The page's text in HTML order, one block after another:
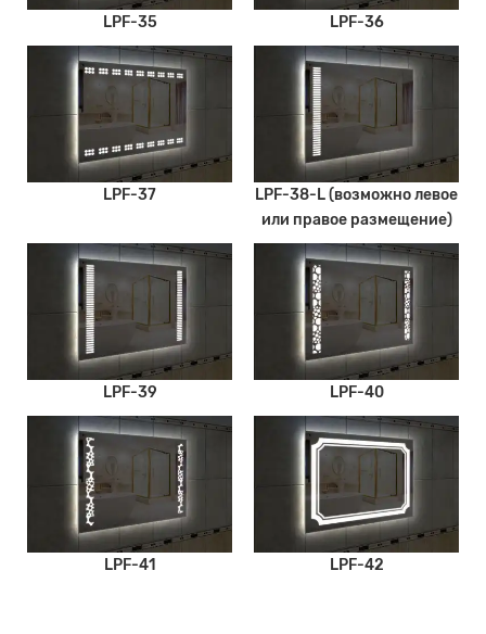
LPF-35 LPF-36
LPF-37
LPF-38-L (возможно левое
или правое размещение)
LPF-39 LPF-40
LPF-41 LPF-42